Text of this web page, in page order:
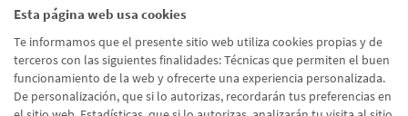
Esta página web usa cookies
Te informamos que el presente sitio web utiliza cookies propias y de
terceros con las siguientes finalidades: Técnicas que permiten el buen
funcionamiento de la web y ofrecerte una experiencia personalizada.
De personalización, que si lo autorizas, recordarán tus preferencias en